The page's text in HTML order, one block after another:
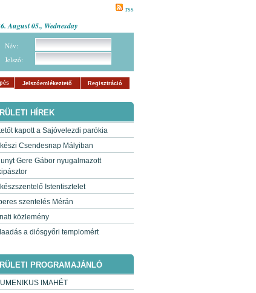
rss
August 05., Wednesday
Név:
Jelszó:
Jelszóemlékeztető Regisztráció
HÍREK
kapott a Sajóvelezdi parókia
Csendesnap Mályiban
Gere Gábor nyugalmazott
Istentisztelet
szentelés Mérán
közlemény
a diósgyőri templomért
PROGRAMAJÁNLÓ
IMAHÉT